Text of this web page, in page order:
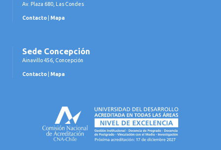
Av. Plaza 680, Las Condes
Contacto Mapa
Sede Concepción
Ainavillo 456, Concepción
Contacto Mapa